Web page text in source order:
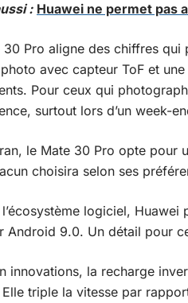
: Huawei ne permet pas
30 Pro aligne des chiffres qui
avec capteur ToF et
Pour ceux qui
surtout lors d’un week-
le Mate 30 Pro opte pour
choisira selon ses
l’écosystème logiciel,
Android 9.0. Un détail pour
innovations, la recharge
triple la vitesse par